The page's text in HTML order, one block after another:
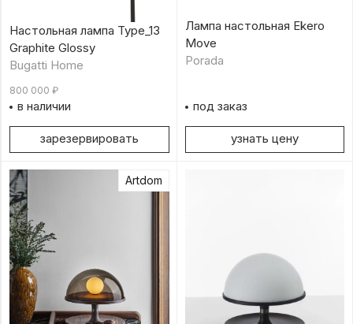
Настольная лампа Type_13
Graphite Glossy
Bugatti Home
800 000 ₽
в наличии
зарезервировать
Лампа настольная Ekero
Move
Porada
под заказ
узнать цену
Artdom